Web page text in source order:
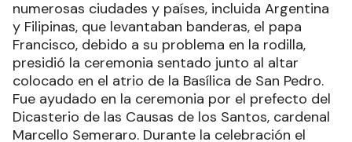
numerosas ciudades y países, incluida Argentina
y Filipinas, que levantaban banderas, el papa
Francisco, debido a su problema en la rodilla,
presidió la ceremonia sentado junto al altar
colocado en el atrio de la Basílica de San Pedro.
Fue ayudado en la ceremonia por el prefecto del
Dicasterio de las Causas de los Santos, cardenal
Marcello Semeraro. Durante la celebración el